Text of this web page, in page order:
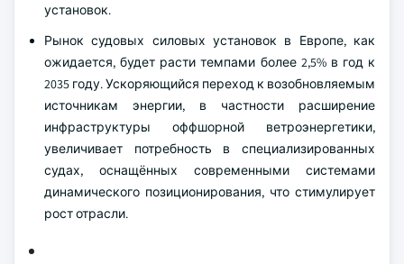
установок.
Рынок судовых силовых установок в Европе, как
ожидается, будет расти темпами более 2,5% в год к
2035 году. Ускоряющийся переход к возобновляемым
источникам энергии, в частности расширение
инфраструктуры оффшорной ветроэнергетики,
увеличивает потребность в специализированных
судах, оснащённых современными системами
динамического позиционирования, что стимулирует
рост отрасли.